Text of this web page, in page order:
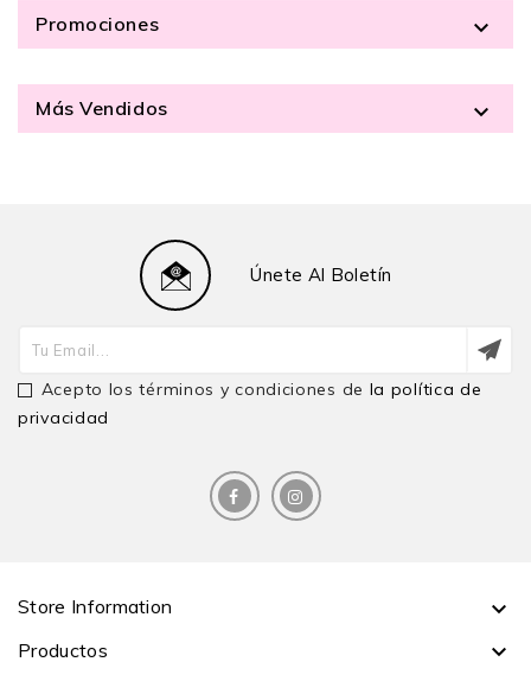
Promociones 
Más Vendidos 
Únete Al Boletín
Acepto los términos y condiciones de la política de
privacidad
Store Information 
Productos 